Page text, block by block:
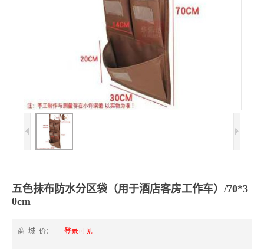
五色抹布防水分区袋（用于酒店客房工作车）/70*3
0cm
商 城 价： 登录可见